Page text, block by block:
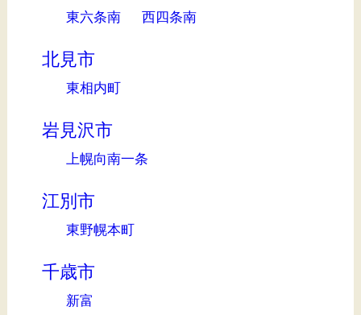
東六条南 西四条南
北見市
東相内町
岩見沢市
上幌向南一条
江別市
東野幌本町
千歳市
新富